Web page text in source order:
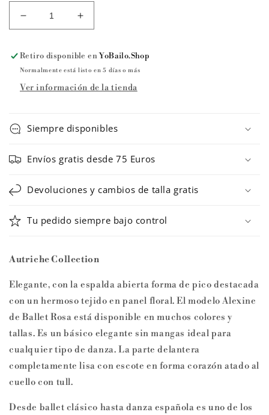
Reducir
cantidad
Maillot
de
ballet
Rosa
Aumentar
cantidad
Maillot
de
ballet
Ballet
Rosa
Retiro disponible enYoBailo.Shop
Normalmente está listo en 5 días o más
Ver información de la tienda
Siempre disponibles
Envíos gratis desde 75 Euros
Devoluciones y cambios de talla gratis
Tu pedido siempre bajo control
Autriche Collection
Elegante, con la espalda abierta forma de pico destacada
con un hermoso tejido en panel floral. El modelo Alexine
de Ballet Rosa está disponible en muchos colores y
tallas. Es un básico elegante sin mangas ideal para
cualquier tipo de danza. La parte delantera
completamente lisa con escote en forma corazón atado al
cuello con tull.
Desde ballet clásico hasta danza española es uno de los